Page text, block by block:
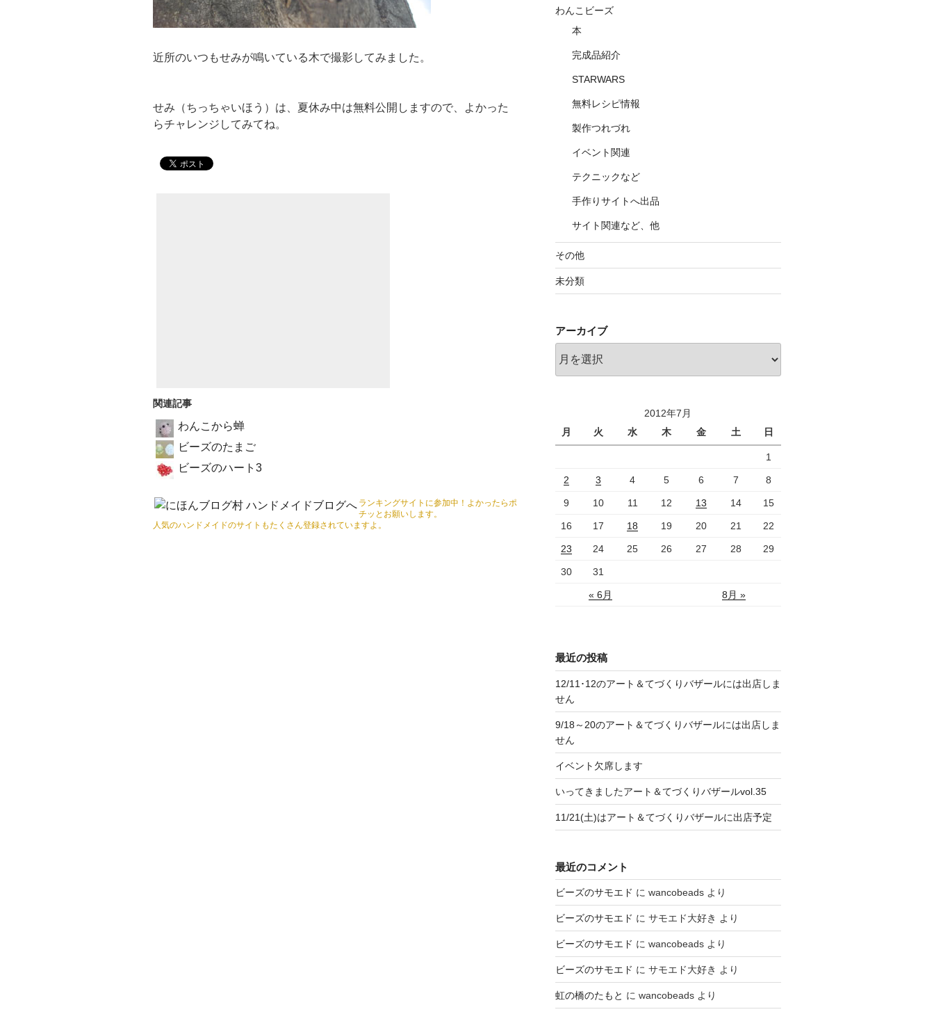
近所のいつもせみが鳴いている木で撮影してみました。
せみ（ちっちゃいほう）は、夏休み中は無料公開しますので、よかった
らチャレンジしてみてね。
関連記事
わんこから蝉
ビーズのたまご
ビーズのハート3
ランキングサイトに参加中！よかったらポ
チッとお願いします。
人気のハンドメイドのサイトもたくさん登録されていますよ。
わんこビーズ
本
完成品紹介
STARWARS
無料レシピ情報
製作つれづれ
イベント関連
テクニックなど
手作りサイトへ出品
サイト関連など、他
その他
未分類
アーカイブ
ー
2012年7月
月
火 水 木 金 土 日
« 6月 8月 »
1
2 3 4 5 6 7 8
9 10 11 12 13 14 15
16 17 18 19 20 21 22
23 24 25 26 27 28 29
30 31
最近の投稿
12/11･12のアート＆てづくりバザールには出店しま
せん
9/18～20のアート＆てづくりバザールには出店しま
せん
イベント欠席します
いってきましたアート＆てづくりバザールvol.35
11/21(土)はアート＆てづくりバザールに出店予定
最近のコメント
ビーズのサモエド に wancobeadsより
ビーズのサモエド に サモエド大好き より
ビーズのサモエド に wancobeadsより
ビーズのサモエド に サモエド大好き より
虹の橋のたもと に wancobeadsより